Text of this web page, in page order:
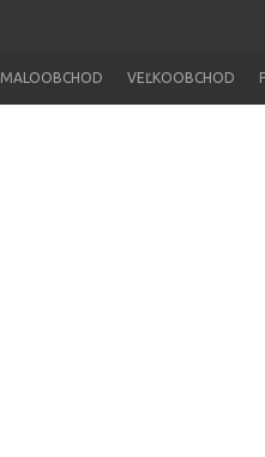
MALOOBCHOD VEĽKOOBCHOD